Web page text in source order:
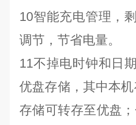
10智能充电管理，
调节，节省电量。
11不掉电时钟和日
优盘存储，其中本
存储可转存至优盘